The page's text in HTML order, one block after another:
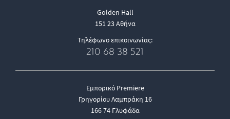
Golden Hall
151 23 Αθήνα
Τηλέφωνο επικοινωνίας:
210 68 38 521
Εμπορικό Premiere
Γρηγορίου Λαμπράκη 16
166 74 Γλυφάδα